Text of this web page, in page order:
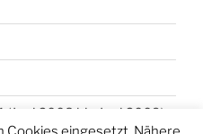
(Juni 2008 bis Juni 2009)